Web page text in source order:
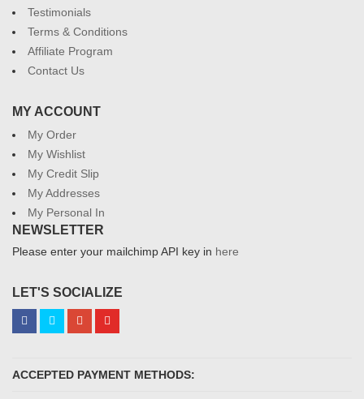
Testimonials
Terms & Conditions
Affiliate Program
Contact Us
MY ACCOUNT
My Order
My Wishlist
My Credit Slip
My Addresses
My Personal In
NEWSLETTER
Please enter your mailchimp API key in here
LET'S SOCIALIZE
ACCEPTED PAYMENT METHODS: